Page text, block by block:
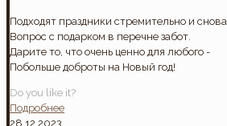
Подходят праздники стремительно и снова
Вопрос с подарком в перечне забот.
Дарите то, что очень ценно для любого -
Побольше доброты на Новый год!
Do you like it?
Подробнее
28.12.2023